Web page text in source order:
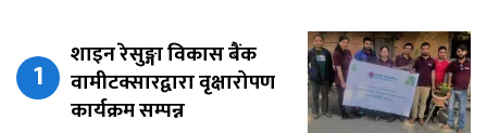
शाइन रेसुङ्गा विकास बैंक
वामीटक्सारद्वारा वृक्षारोपण
कार्यक्रम सम्पन्न